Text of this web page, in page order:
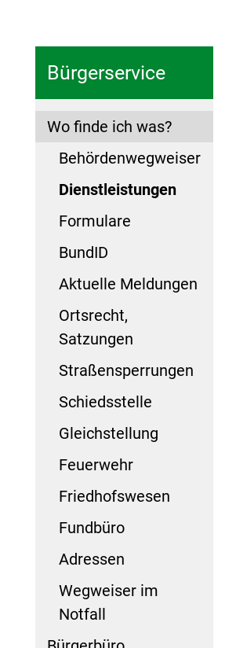
Bürgerservice
Wo finde ich was?
Behördenwegweiser
Dienstleistungen
Formulare
BundID
Aktuelle Meldungen
Ortsrecht,
Satzungen
Straßensperrungen
Schiedsstelle
Gleichstellung
Feuerwehr
Friedhofswesen
Fundbüro
Adressen
Wegweiser im
Notfall